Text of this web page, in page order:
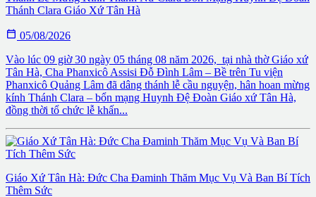
Thánh Clara Giáo Xứ Tân Hà
 05/08/2026
Vào lúc 09 giờ 30 ngày 05 tháng 08 năm 2026, tại nhà thờ Giáo xứ
Tân Hà, Cha Phanxicô Assisi Đỗ Đình Lâm – Bề trên Tu viện
Phanxicô Quảng Lâm đã dâng thánh lễ cầu nguyện, hân hoan mừng
kính Thánh Clara – bổn mạng Huynh Đệ Đoàn Giáo xứ Tân Hà,
đồng thời tổ chức lễ khấn...
Giáo Xứ Tân Hà: Đức Cha Đaminh Thăm Mục Vụ Và Ban Bí Tích
Thêm Sức